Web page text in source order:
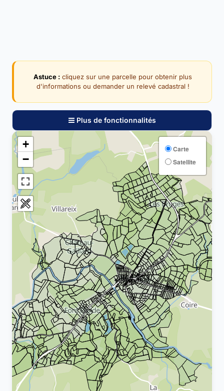
Astuce : cliquez sur une parcelle pour obtenir plus
d'informations ou demander un relevé cadastral !
Plus de fonctionnalités
+
−
Carte
Satellite